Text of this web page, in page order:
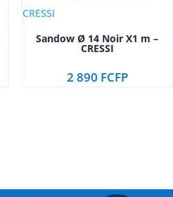
Sandow Ø 14 Noir X1 m –
CRESSI
2 890 FCFP